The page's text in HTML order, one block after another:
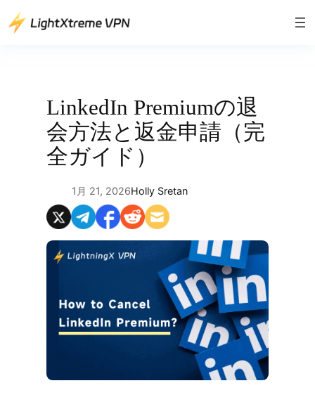
容
LinkedIn Premiumの退
会方法と返金申請（完
全ガイド）
1月 21, 2026Holly Sretan